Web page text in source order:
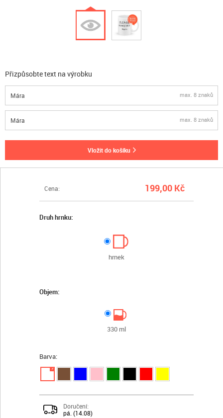
Cena: 199,00 Kč
Druh hrnku:
hrnek
Objem:
330 ml
Barva:
✓
Doručení:
pá. (14.08)
Přizpůsobte text na výrobku
max. 8 znaků
max. 8 znaků
vložit do košíku